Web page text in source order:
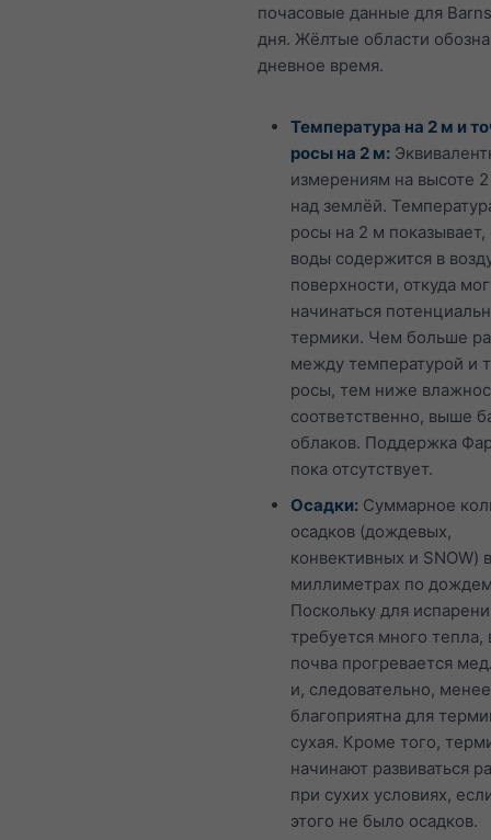
почасовые данные для
дня. Жёлтые области
дневное время.
Температура на 2 м и
росы на 2 м:
измерениям на высоте
над землёй.
росы на 2 м показывает,
воды содержится в
поверхности, откуда
начинаться
термики. Чем больше
между температурой и
росы, тем ниже
соответственно, выше
облаков. Поддержка
пока отсутствует.
Осадки: Суммарное
осадков (дождевых,
конвективных и SNOW) в
миллиметрах по
Поскольку для
требуется много тепла,
почва прогревается
и, следовательно, менее
благоприятна для
сухая. Кроме того,
начинают развиваться
при сухих условиях,
этого не было осадков.